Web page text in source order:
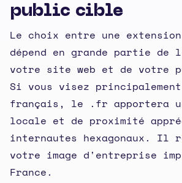
public cible
Le choix entre une
dépend en grande partie
votre site web et de votre
Si vous visez principalement
français, le .fr apportera
locale et de proximité
internautes hexagonaux. Il
votre image d'entreprise
France.